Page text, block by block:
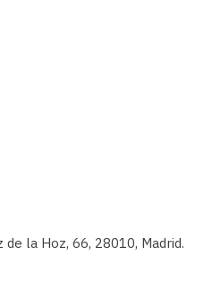
la Hoz, 66, 28010, Madrid.